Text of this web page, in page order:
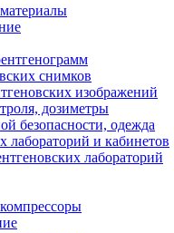
снимков
изображений
дозиметры
безопасности, одежда
лабораторий и кабинетов
лабораторий